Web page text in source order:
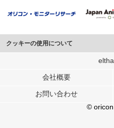
クッキーの使用について
このサイトでは Cookie を使用して、
行っています。
メディアや広告配信、データ解析の各
ユーザーが各パートナーのサービスを
会社概要
お問い合わせ
© oricon